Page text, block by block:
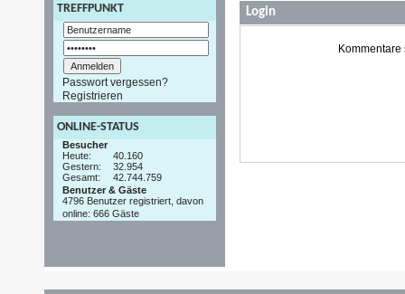
TREFFPUNKT
Passwort vergessen?
Registrieren
ONLINE-STATUS
Besucher
Heute:
40.160
Gestern:
32.954
Gesamt:
42.744.759
Benutzer & Gäste
4796 Benutzer registriert, davon
online: 666 Gäste
Login